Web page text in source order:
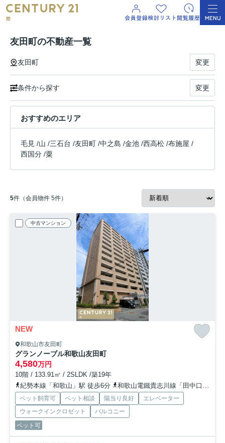
友田町の不動産一覧
友田町 変更
条件から探す 変更
おすすめのエリア
毛見 /山 /三石台 /友田町 /中之島 /金池 /西高松 /布施屋 /
西国分 /粟
5件（会員物件 5件）
中古マンション
NEW
和歌山市友田町
グランノーブル和歌山友田町
4,580万円
10階 / 133.91㎡ / 2SLDK /築19年
紀勢本線「和歌山」駅 徒歩6分
和歌山電鐵貴志川線「田中口」駅 徒歩17分
ペット飼育可 ペット相談 陽当り良好
エレベーター
ウォークインクロゼット
バルコニー
ペット可